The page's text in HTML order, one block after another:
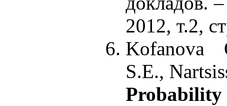
2012, т.2,
Kofanova
S.E.,